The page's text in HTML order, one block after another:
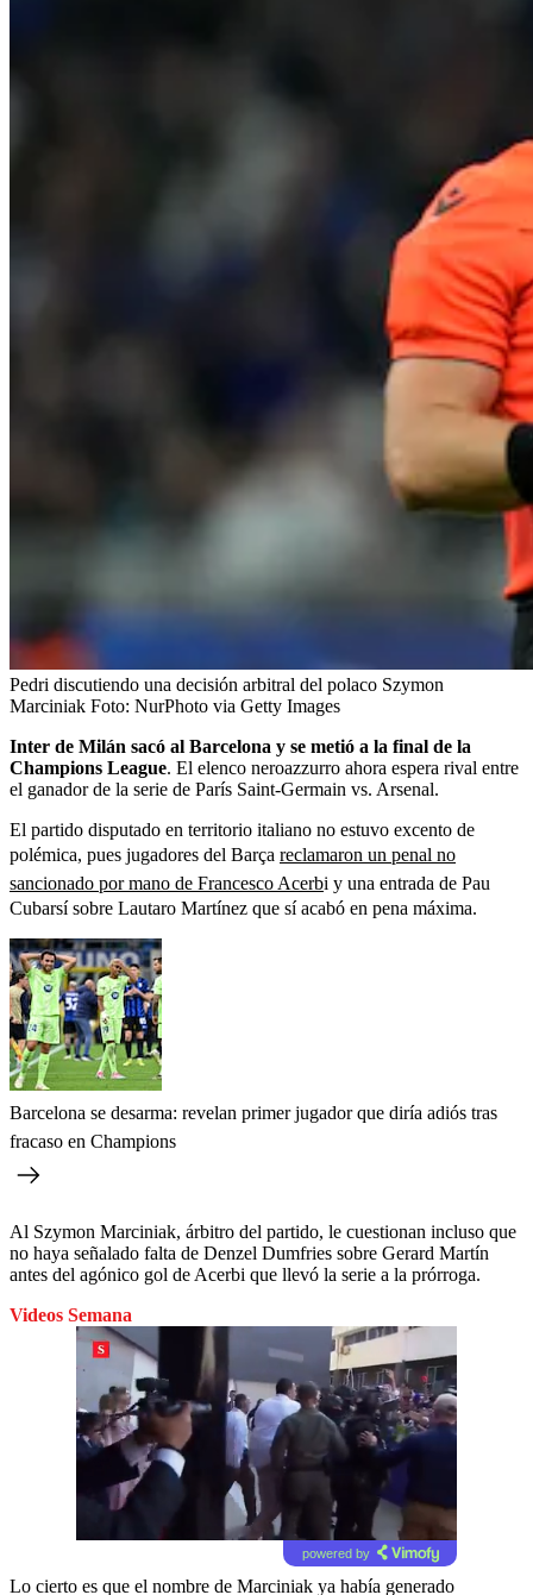
Pedri discutiendo una decisión arbitral del polaco Szymon
Marciniak Foto: NurPhoto via Getty Images
Inter de Milán sacó al Barcelona y se metió a la final de la
Champions League. El elenco neroazzurro ahora espera rival entre
el ganador de la serie de París Saint-Germain vs. Arsenal.
El partido disputado en territorio italiano no estuvo excento de
polémica, pues jugadores del Barça reclamaron un penal no
sancionado por mano de Francesco Acerbi y una entrada de Pau
Cubarsí sobre Lautaro Martínez que sí acabó en pena máxima.
Barcelona se desarma: revelan primer jugador que diría adiós tras
fracaso en Champions
Al Szymon Marciniak, árbitro del partido, le cuestionan incluso que
no haya señalado falta de Denzel Dumfries sobre Gerard Martín
antes del agónico gol de Acerbi que llevó la serie a la prórroga.
Videos Semana
powered by
Lo cierto es que el nombre de Marciniak ya había generado